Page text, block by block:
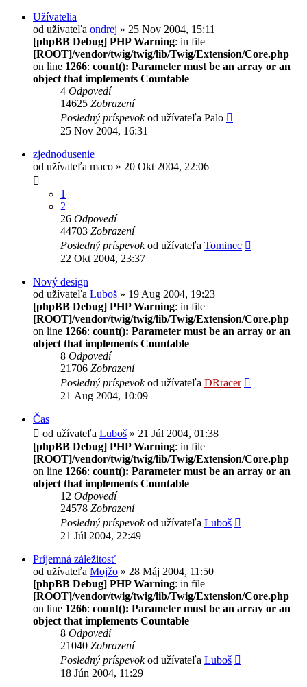
Užívatelia
od užívateľa ondrej » 25 Nov 2004, 15:11
[phpBB Debug] PHP Warning: in file
[ROOT]/vendor/twig/twig/lib/Twig/Extension/Core.php
on line 1266: count(): Parameter must be an array or an
object that implements Countable
4 Odpovedí
14625 Zobrazení
Posledný príspevokod užívateľa Palo
25 Nov 2004, 16:31
zjednodusenie
od užívateľa maco » 20 Okt 2004, 22:06
1
2
26 Odpovedí
44703 Zobrazení
Posledný príspevokod užívateľa Tominec
22 Okt 2004, 23:37
Nový design
od užívateľa Luboš » 19 Aug 2004, 19:23
[phpBB Debug] PHP Warning: in file
[ROOT]/vendor/twig/twig/lib/Twig/Extension/Core.php
on line 1266: count(): Parameter must be an array or an
object that implements Countable
8 Odpovedí
21706 Zobrazení
Posledný príspevokod užívateľa DRracer
21 Aug 2004, 10:09
Čas
od užívateľa Luboš » 21 Júl 2004, 01:38
[phpBB Debug] PHP Warning: in file
[ROOT]/vendor/twig/twig/lib/Twig/Extension/Core.php
on line 1266: count(): Parameter must be an array or an
object that implements Countable
12 Odpovedí
24578 Zobrazení
Posledný príspevokod užívateľa Luboš
21 Júl 2004, 22:49
Príjemná záležitosť
od užívateľa Mojžo » 28 Máj 2004, 11:50
[phpBB Debug] PHP Warning: in file
[ROOT]/vendor/twig/twig/lib/Twig/Extension/Core.php
on line 1266: count(): Parameter must be an array or an
object that implements Countable
8 Odpovedí
21040 Zobrazení
Posledný príspevokod užívateľa Luboš
18 Jún 2004, 11:29